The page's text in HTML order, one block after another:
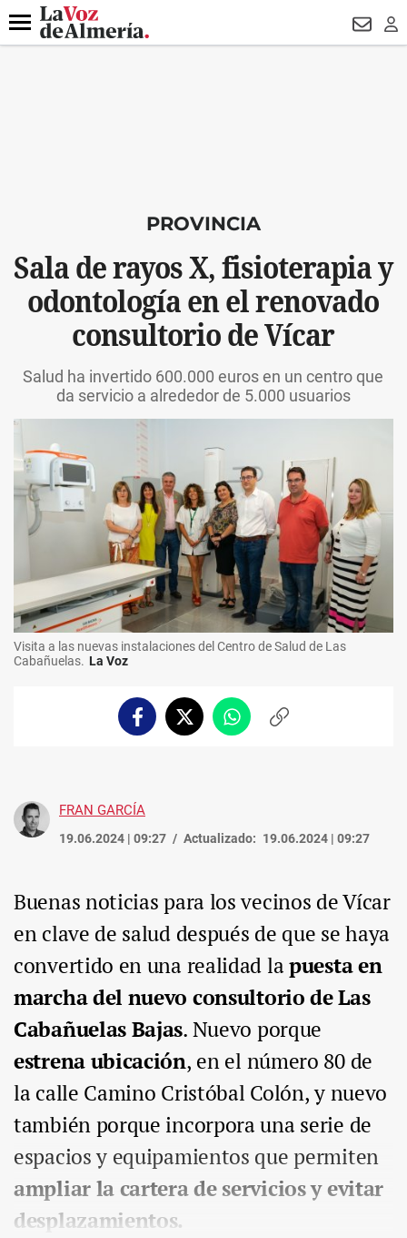
DESTACADO DRON UDA
Menú
PROVINCIA
Sala de rayos X, fisioterapia y
odontología en el renovado
consultorio de Vícar
Salud ha invertido 600.000 euros en un centro que
da servicio a alrededor de 5.000 usuarios
Visita a las nuevas instalaciones del Centro de Salud de Las
Cabañuelas. La Voz
FacebookTwitterWhatsappCopiar
FRAN GARCÍA
19.06.2024 | 09:27 Actualizado: 19.06.2024 | 09:27
Buenas noticias para los vecinos de Vícar
en clave de salud después de que se haya
convertido en una realidad lapuesta en
marcha del nuevo consultorio de Las
Cabañuelas Bajas. Nuevo porque
estrena ubicación, en el número 80 de
la calle Camino Cristóbal Colón, y nuevo
también porque incorpora una serie de
espacios y equipamientos que permiten
ampliar la cartera de servicios y evitar
desplazamientos.